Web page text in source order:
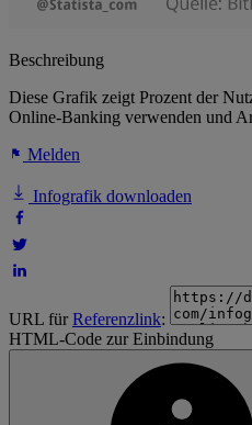
Beschreibung
Diese Grafik zeigt Prozent der
Online-Banking verwenden und
Melden
Infografik downloaden
URL fürReferenzlink:
HTML-Code zur Einbindung